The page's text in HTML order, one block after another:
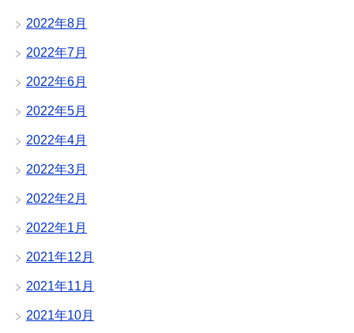
2022年8月
2022年7月
2022年6月
2022年5月
2022年4月
2022年3月
2022年2月
2022年1月
2021年12月
2021年11月
2021年10月